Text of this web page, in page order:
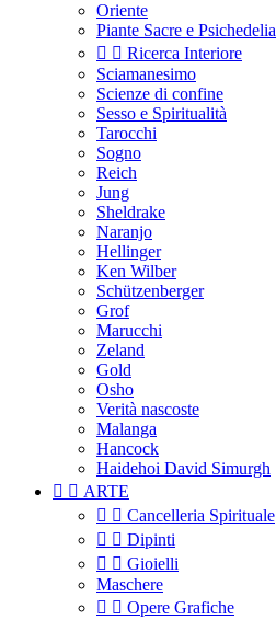
Oriente
Piante Sacre e Psichedelia
  Ricerca Interiore
Sciamanesimo
Scienze di confine
Sesso e Spiritualità
Tarocchi
Sogno
Reich
Jung
Sheldrake
Naranjo
Hellinger
Ken Wilber
Schützenberger
Grof
Marucchi
Zeland
Gold
Osho
Verità nascoste
Malanga
Hancock
Haidehoi David Simurgh
  ARTE
  Cancelleria Spirituale
  Dipinti
  Gioielli
Maschere
  Opere Grafiche